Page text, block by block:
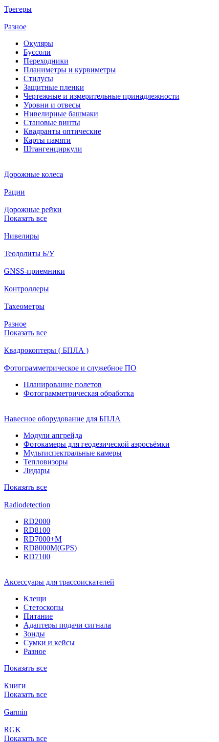
Трегеры
Разное
Окуляры
Буссоли
Переходники
Планиметры и курвиметры
Стилусы
Защитные пленки
Чертежные и измерительные принадлежности
Уровни и отвесы
Нивелирные башмаки
Становые винты
Квадранты оптические
Карты памяти
Штангенциркули
Дорожные колеса
Рации
Дорожные рейки
Показать все
Нивелиры
Теодолиты Б/У
GNSS-приемники
Контроллеры
Тахеометры
Разное
Показать все
Квадрокоптеры ( БПЛА )
Фотограмметрическое и служебное ПО
Планирование полетов
Фотограмметрическая обработка
Навесное оборудование для БПЛА
Модули апгрейда
Фотокамеры для геодезической аэросъёмки
Мультиспектральные камеры
Тепловизоры
Лидары
Показать все
Radiodetection
RD2000
RD8100
RD7000+M
RD8000M(GPS)
RD7100
Аксессуары для трассоискателей
Клещи
Стетоскопы
Питание
Адаптеры подачи сигнала
Зонды
Сумки и кейсы
Разное
Показать все
Книги
Показать все
Garmin
RGK
Показать все